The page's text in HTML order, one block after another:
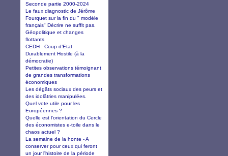
Seconde partie 2000-2024
Le faux diagnostic de Jérôme
Fourquet sur la fin du " modèle
français" Décrire ne suffit pas.
Géopolitique et changes
flottants
CEDH : Coup d’Etat
Durablement Hostile (à la
démocratie)
Petites observations témoignant
de grandes transformations
économiques
Les dégâts sociaux des peurs et
des idolâtries manipulées.
Quel vote utile pour les
Européennes ?
Quelle est l'orientation du Cercle
des économistes e-toile dans le
chaos actuel ?
La semaine de la honte - A
conserver pour ceux qui feront
un jour l'histoire de la période